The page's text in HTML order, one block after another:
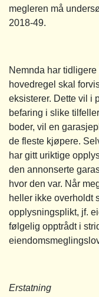
megleren må
2018-49.
Nemnda har
hovedregel skal
eksisterer. Dette vil i
befaring i slike
boder, vil en
de fleste kjøpere.
har gitt uriktige
den annonserte
hvor den var. Når
heller ikke overholdt
opplysningsplikt, jf.
følgelig opptrådt i
Erstatning